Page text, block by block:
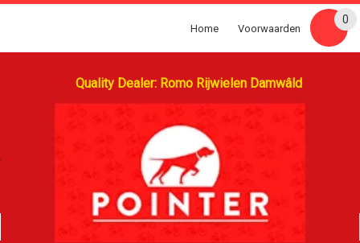
Quality Dealer: Romo Rijwielen Damwâld
Home Voorwaarden
0